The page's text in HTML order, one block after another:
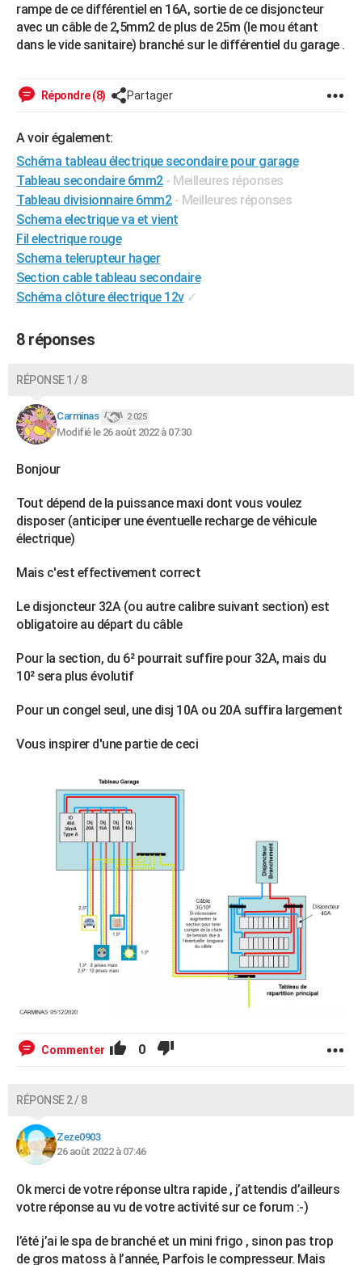
rampe de ce différentiel en 16A, sortie de ce disjoncteur
avec un câble de 2,5mm2 de plus de 25m (le mou étant
dans le vide sanitaire) branché sur le différentiel du garage .
Répondre (8) Partager
A voir également:
Schéma tableau électrique secondaire pour garage
Tableau secondaire 6mm2 - Meilleures réponses
Tableau divisionnaire 6mm2 - Meilleures réponses
Schema electrique va et vient
Fil electrique rouge
Schema telerupteur hager
Section cable tableau secondaire
Schéma clôture électrique 12v ✓
8 réponses
RÉPONSE 1 / 8
Carminas 2 025
Modifié le 26 août 2022 à 07:30
Bonjour
Tout dépend de la puissance maxi dont vous voulez
disposer (anticiper une éventuelle recharge de véhicule
électrique)
Mais c'est effectivement correct
Le disjoncteur 32A (ou autre calibre suivant section) est
obligatoire au départ du câble
Pour la section, du 6² pourrait suffire pour 32A, mais du
10² sera plus évolutif
Pour un congel seul, une disj 10A ou 20A suffira largement
Vous inspirer d'une partie de ceci
Commenter 0
RÉPONSE 2 / 8
Zeze0903
26 août 2022 à 07:46
Ok merci de votre réponse ultra rapide , j’attendis d’ailleurs
votre réponse au vu de votre activité sur ce forum :-)
l’été j’ai le spa de branché et un mini frigo , sinon pas trop
de gros matoss à l’année, Parfois le compresseur. Mais